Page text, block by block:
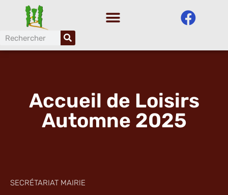
au
contenu
Accueil de Loisirs
Automne 2025
SECRÉTARIAT MAIRIE